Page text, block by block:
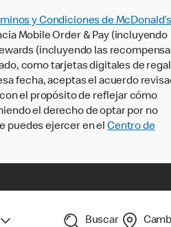
y Condiciones de McDonald’s
Mobile Order & Pay (incluyendo
(incluyendo las
como tarjetas digitales de
fecha, aceptas el acuerdo
con el propósito de reflejar cómo
el derecho de optar por no
puedes ejercer en el Centro de
Buscar